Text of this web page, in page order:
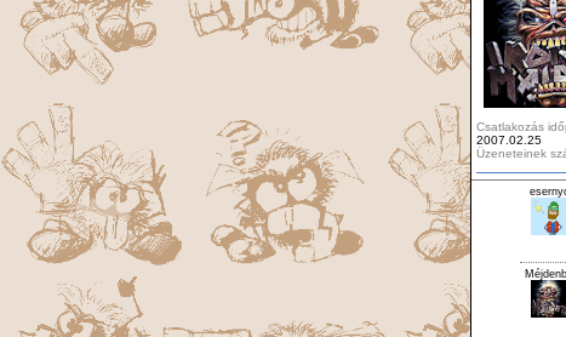
Csatlakozás
2007.02.25
Üzeneteinek